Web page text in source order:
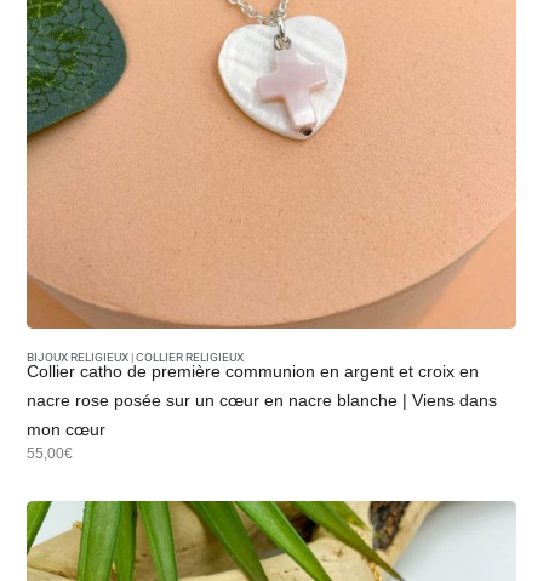
BIJOUX RELIGIEUX |COLLIER RELIGIEUX
Collier catho de première communion en argent et croix en
nacre rose posée sur un cœur en nacre blanche | Viens dans
mon cœur
55,00€